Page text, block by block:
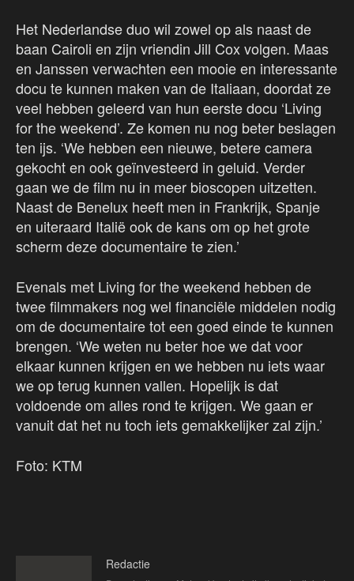
Het Nederlandse duo wil zowel op als naast de
baan Cairoli en zijn vriendin Jill Cox volgen. Maas
en Janssen verwachten een mooie en interessante
docu te kunnen maken van de Italiaan, doordat ze
veel hebben geleerd van hun eerste docu ‘Living
for the weekend’. Ze komen nu nog beter beslagen
ten ijs. ‘We hebben een nieuwe, betere camera
gekocht en ook geïnvesteerd in geluid. Verder
gaan we de film nu in meer bioscopen uitzetten.
Naast de Benelux heeft men in Frankrijk, Spanje
en uiteraard Italië ook de kans om op het grote
scherm deze documentaire te zien.’
Evenals met Living for the weekend hebben de
twee filmmakers nog wel financiële middelen nodig
om de documentaire tot een goed einde te kunnen
brengen. ‘We weten nu beter hoe we dat voor
elkaar kunnen krijgen en we hebben nu iets waar
we op terug kunnen vallen. Hopelijk is dat
voldoende om alles rond te krijgen. We gaan er
vanuit dat het nu toch iets gemakkelijker zal zijn.’
Foto: KTM
Redactie